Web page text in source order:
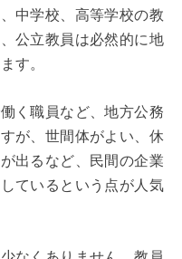
中学校、高等学校の教
公立教員は必然的に地
す。
く職員など、地方公務
が、世間体がよい、休
出るなど、民間の企業
ているという点が人気